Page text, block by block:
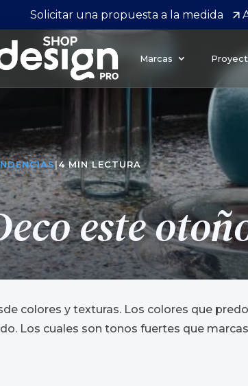
Solicitar una propuesta a la medida
Marcas
|4 MIN LECTURA
este
colores y texturas. Los colores que
Los cuales son tonos fuertes que marcas